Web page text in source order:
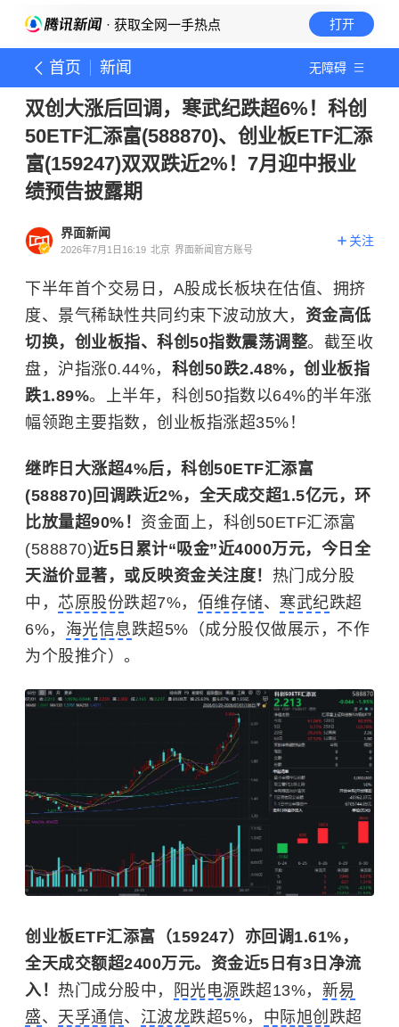
· 获取全网一手热点 打开
首页 新闻 无障碍
双创大涨后回调，寒武纪跌超6%！科创
50ETF汇添富(588870)、创业板ETF汇添
富(159247)双双跌近2%！7月迎中报业
绩预告披露期
界面新闻
2026年7月1日16:19 北京 界面新闻官方账号
关注
下半年首个交易日，A股成长板块在估值、拥挤
度、景气稀缺性共同约束下波动放大， 资金高低
切换，创业板指、科创50指数震荡调整。截至收
盘，沪指涨0.44%， 科创50跌2.48%，创业板指
跌1.89%。上半年，科创50指数以64%的半年涨
幅领跑主要指数，创业板指涨超35%！
继昨日大涨超4%后，科创50ETF汇添富
(588870)回调跌近2%，全天成交超1.5亿元，环
比放量超90%！ 资金面上，科创50ETF汇添富
(588870)近5日累计“吸金”近4000万元，今日全
天溢价显著，或反映资金关注度！ 热门成分股
中， 芯原股份跌超7%， 佰维存储、 寒武纪跌超
6%， 海光信息跌超5%（成分股仅做展示，不作
为个股推介）。
创业板ETF汇添富（159247）亦回调1.61%，
全天成交额超2400万元。资金近5日有3日净流
入！ 热门成分股中， 阳光电源跌超13%， 新易
盛、 天孚通信、 江波龙跌超5%， 中际旭创 跌超